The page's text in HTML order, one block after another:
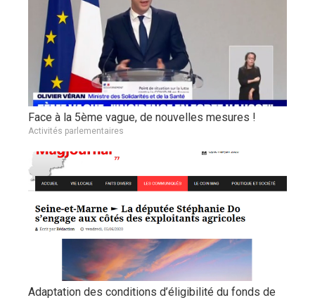
Face à la 5ème vague, de nouvelles mesures !
Activités parlementaires
Adaptation des conditions d’éligibilité du fonds de